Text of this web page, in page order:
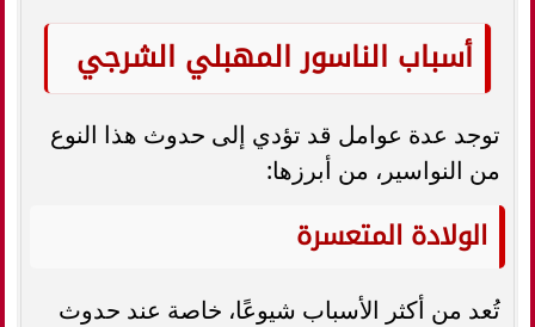
أسباب الناسور المهبلي الشرجي
توجد عدة عوامل قد تؤدي إلى حدوث هذا النوع
من النواسير، من أبرزها:
الولادة المتعسرة
تُعد من أكثر الأسباب شيوعًا، خاصة عند حدوث